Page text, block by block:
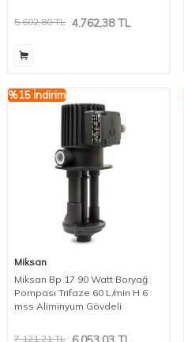
5.602,80TL 4.762,38TL
%15 İndirim
Miksan
Miksan Bp 17 90 Watt Boryağ
Pompası Trifaze 60 L/min H 6
mss Aliminyum Gövdeli
7.121,21TL